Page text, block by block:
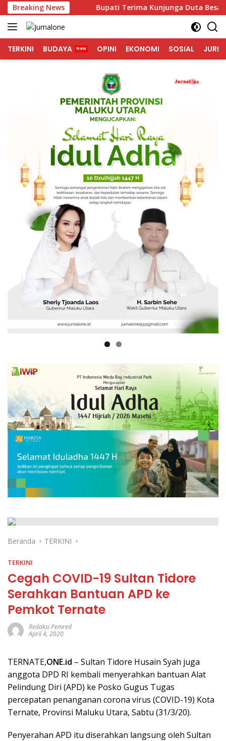
Langsung
ke
konten
Breaking News
2027 Bupati Terima Kunjunga Duta Besar
TERKINI BUDAYA OPINI EKONOMI SOSIAL
Beranda TERKINI
TERKINI
Cegah COVID-19 Sultan Tidore
Serahkan Bantuan APD ke
Pemkot Ternate
Redaksi Pemred
April 4, 2020
TERNATE,ONE.id – Sultan Tidore Husain Syah juga
anggota DPD RI kembali menyerahkan bantuan Alat
Pelindung Diri (APD) ke Posko Gugus Tugas
percepatan penanganan corona virus (COVID-19) Kota
Ternate, Provinsi Maluku Utara, Sabtu (31/3/20).
Penyerahan APD itu diserahkan langsung oleh Sultan